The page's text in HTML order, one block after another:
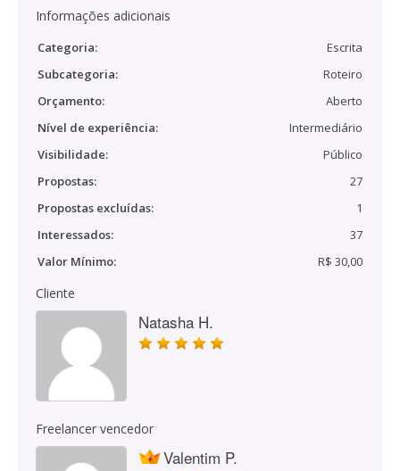
Informações adicionais
Categoria:
Escrita
Subcategoria:
Roteiro
Orçamento:
Aberto
Nível de experiência:
Intermediário
Visibilidade:
Público
Propostas:
27
Propostas excluídas:
1
Interessados:
37
Valor Mínimo:
R$ 30,00
Cliente
Natasha H.
Freelancer vencedor
Valentim P.